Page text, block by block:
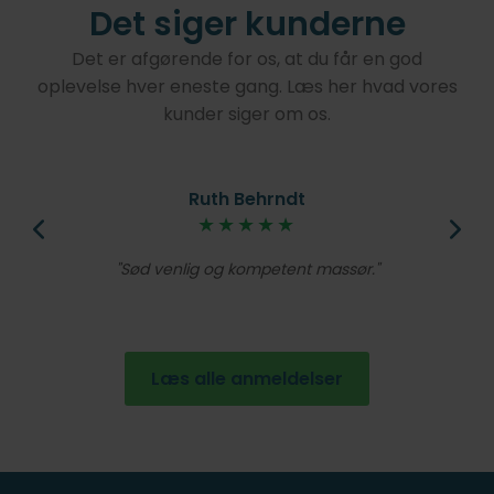
Det siger kunderne
Det er afgørende for os, at du får en god
oplevelse hver eneste gang. Læs her hvad vores
kunder siger om os.
Ruth Behrndt
★★★★★
Sød venlig og kompetent massør.
Læs alle anmeldelser